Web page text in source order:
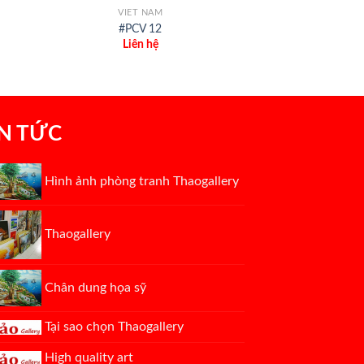
VIET NAM
#PCV 12
Liên hệ
TỨC
Hình ảnh phòng tranh Thaogallery
Thaogallery
Chân dung họa sỹ
Tại sao chọn Thaogallery
High quality art